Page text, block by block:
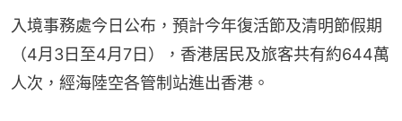
入境事務處今日公布，預計今年復活節及清明節假期
（4月3日至4月7日），香港居民及旅客共有約644萬
人次，經海陸空各管制站進出香港。